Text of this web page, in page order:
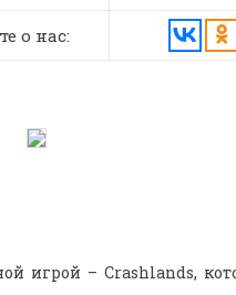
о нас:
игрой – Crashlands,